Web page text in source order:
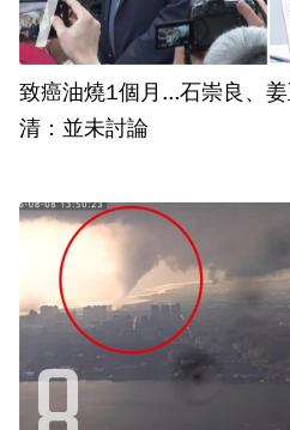
致癌油燒1個月...石崇良、姜至剛
清：並未討論